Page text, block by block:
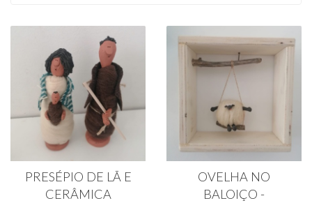
PRESÉPIO DE LÃ E
CERÂMICA
OVELHA NO
BALOIÇO -